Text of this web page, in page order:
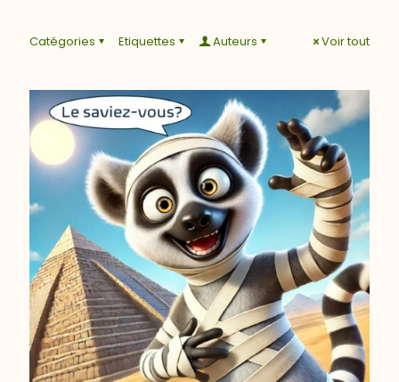
Catégories Etiquettes Auteurs Voir tout